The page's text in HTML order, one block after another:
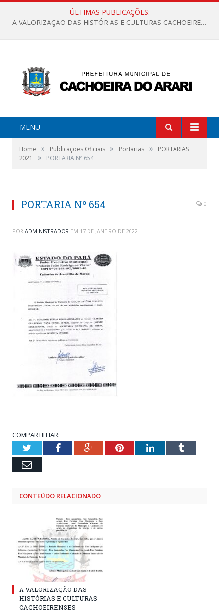
ÚLTIMAS PUBLICAÇÕES:
A VALORIZAÇÃO DAS HISTÓRIAS E CULTURAS CACHOEIRENSES
MENU
Home » Publicações Oficiais » Portarias »
PORTARIAS
2021
» PORTARIA Nº 654
PORTARIA Nº 654 0
POR ADMINISTRADOR EM 17 DE JANEIRO DE 2022
COMPARTILHAR:
TwitterFacebookGoogle+PinterestLinkedInTumblr
Email
CONTEÚDO RELACIONADO
A VALORIZAÇÃO DAS
HISTÓRIAS E CULTURAS
CACHOEIRENSES